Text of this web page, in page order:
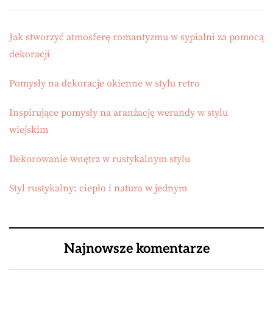
Jak stworzyć atmosferę romantyzmu w sypialni za pomocą
dekoracji
Pomysły na dekoracje okienne w stylu retro
Inspirujące pomysły na aranżację werandy w stylu
wiejskim
Dekorowanie wnętrz w rustykalnym stylu
Styl rustykalny: ciepło i natura w jednym
Najnowsze komentarze